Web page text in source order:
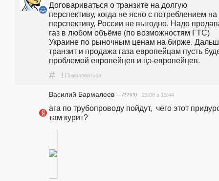
Договариваться о транзите на долгую
перспективу, когда не ясно с потреблением на
перспективу, России не выгодно. Надо
газ в любом объёме (по возможностям ГТС)
Украине по рыночным ценам на бирже.
транзит и продажа газа европейцам пусть
проблемой европейцев и цэ-европейцев.
# ! Пожаловаться
Василий Бармалеев — (1769) 23.08 в 13:44
ага по трубопроводу пойдут,  чего этот
там курит?